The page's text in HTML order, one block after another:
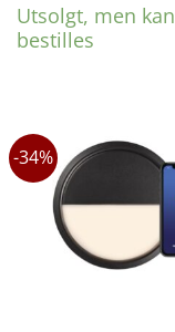
Utsolgt, men kan
bestilles
-34%